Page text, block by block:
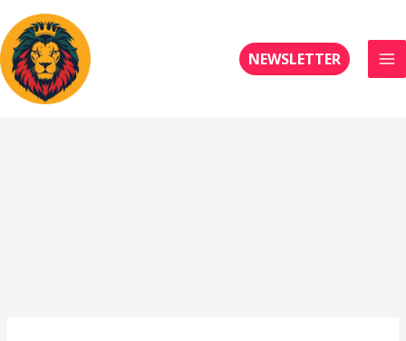
au
contenu
NEWSLETTER